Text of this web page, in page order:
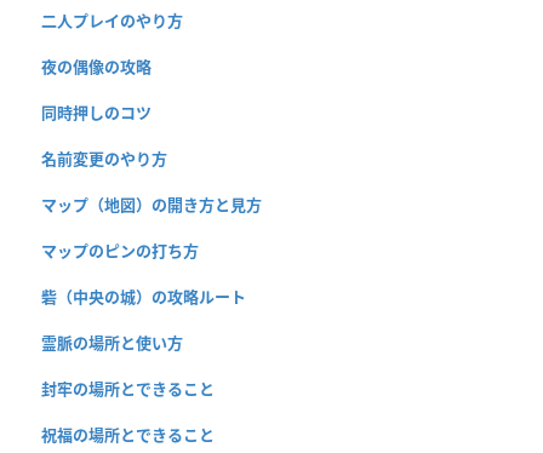
二人プレイのやり方
夜の偶像の攻略
同時押しのコツ
名前変更のやり方
マップ（地図）の開き方と見方
マップのピンの打ち方
砦（中央の城）の攻略ルート
霊脈の場所と使い方
封牢の場所とできること
祝福の場所とできること